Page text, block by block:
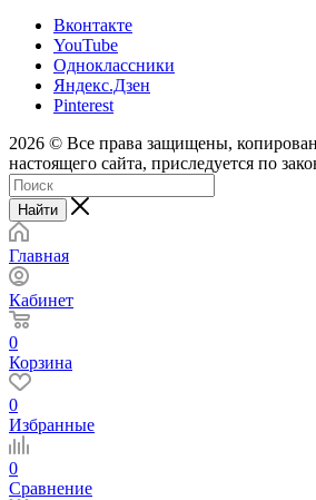
Вконтакте
YouTube
Одноклассники
Яндекс.Дзен
Pinterest
2026 © Все права защищены,
настоящего сайта, приследуется по
Найти
Главная
Кабинет
0
Корзина
0
Избранные
0
Сравнение